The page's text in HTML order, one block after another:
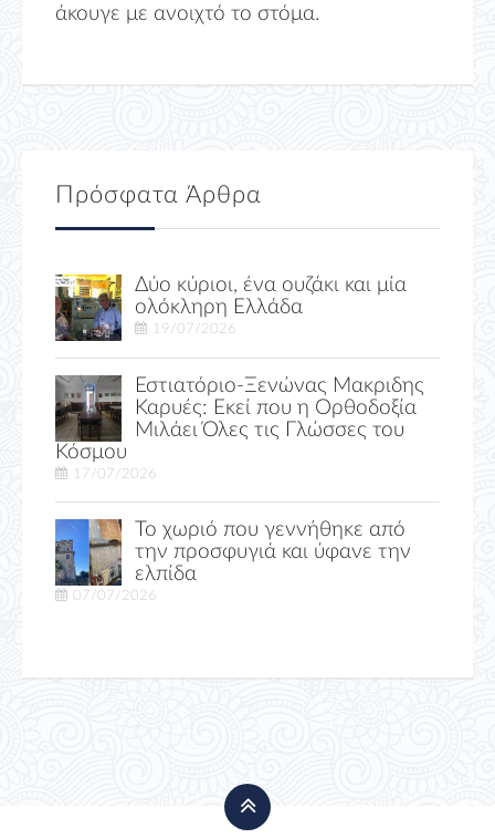
άκουγε με ανοιχτό το στόμα.
Πρόσφατα Άρθρα
Δύο κύριοι, ένα ουζάκι και μία
ολόκληρη Ελλάδα
19/07/2026
Εστιατόριο-Ξενώνας Μακριδης
Καρυές: Εκεί που η Ορθοδοξία
Μιλάει Όλες τις Γλώσσες του
Κόσμου
17/07/2026
Το χωριό που γεννήθηκε από
την προσφυγιά και ύφανε την
ελπίδα
07/07/2026